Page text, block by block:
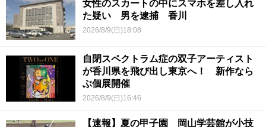
女性のスカートの中にスマホを差し入れ
た疑い 男を逮捕 香川
2026/8/9(日)18:08
自閉スペクトラム症の双子アーティスト
が香川県を飛び出し東京へ！ 新作なら
ぶ個展開催
2026/8/9(日)16:46
【速報】夏の甲子園 岡山学芸館が小技